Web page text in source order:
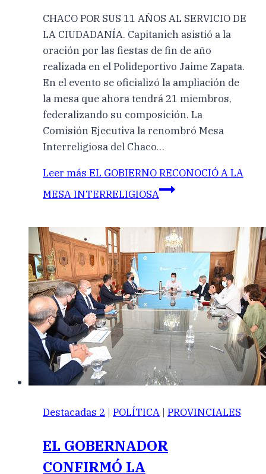
CHACO POR SUS 11 AÑOS AL SERVICIO DE
LA CIUDADANÍA. Capitanich asistió a la
oración por las fiestas de fin de año
realizada en el Polideportivo Jaime Zapata.
En el evento se oficializó la ampliación de
la mesa que ahora tendrá 21 miembros,
federalizando su composición. La
Comisión Ejecutiva la renombró Mesa
Interreligiosa del Chaco…
Leer más EL GOBIERNO RECONOCIÓ A LA
MESA INTERRELIGIOSA
Destacadas 2 | POLÍTICA | PROVINCIALES
EL GOBERNADOR
CONFIRMÓ LA